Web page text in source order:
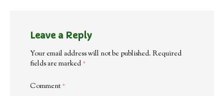
Leave a Reply
Your email address will not be published. Required
fields are marked *
Comment*